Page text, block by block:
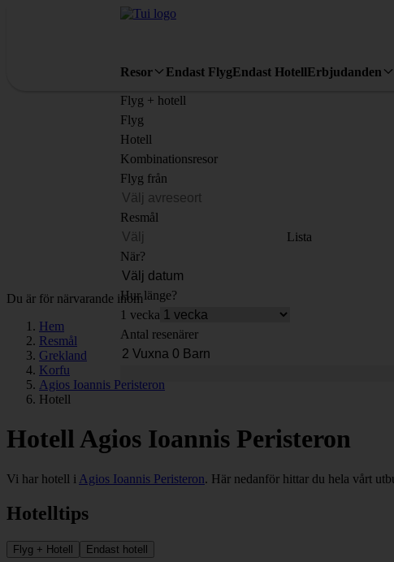
Resor Endast FlygEndast HotellErbjudanden
Flyg + hotell
Flyg
Hotell
Kombinationsresor
Flyg från
Resmål
Lista
När?
Hur länge?
1 vecka
Antal resenärer
Du är för närvarande inom
Hem
Resmål
Grekland
Korfu
Agios Ioannis Peristeron
Hotell
Hotell Agios Ioannis Peristeron
Vi har hotell i Agios Ioannis Peristeron. Här nedanför hittar du hela vårt
Hotelltips
Flyg + Hotell Endast hotell